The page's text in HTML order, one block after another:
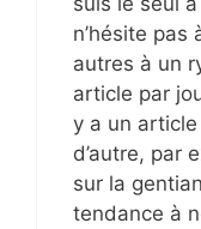
n’hésite pas
autres à un
article par
y a un article
d’autre, par
sur la
tendance à